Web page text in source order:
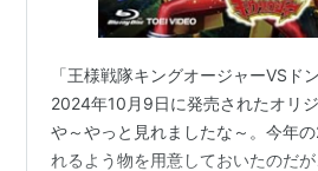
「王様戦隊キングオージャーVSド
2024年10月9日に発売されたオリ
や～やっと見れましたな～。今年
れるよう物を用意しておいたのだ